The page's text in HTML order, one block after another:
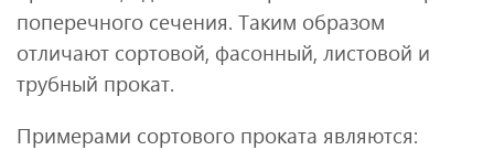
поперечного сечения. Таким образом
отличают сортовой, фасонный, листовой и
трубный прокат.
Примерами сортового проката являются: